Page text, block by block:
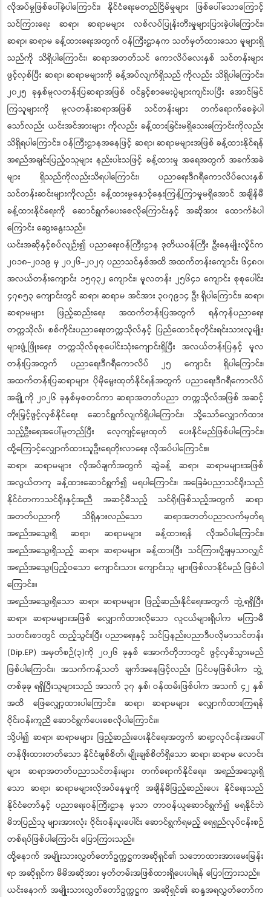
လိုအပ်မှုဖြစ်ပေါ်ခဲ့ပါကြောင်း၊ နိုင်ငံရေးမတည်ငြိမ်မှုများ ဖြစ်ပေါ်သောကြောင့်
သင်ကြားရေး ဆရာ၊ ဆရာမများ လစ်လပ်ပြုန်းတီးမှုများပြားခဲ့ပါကြောင်း၊
ဆရာ၊ ဆရာမ ခန့်ထားရေးအတွက် ဝန်ကြီးဌာနက သတ်မှတ်ထားသော မူများရှိ
သည်ကို သိရှိပါကြောင်း၊ ဆရာအတတ်သင် ကောလိပ်လေးနှစ် သင်တန်းများ
ဖွင့်လှစ်ပြီး ဆရာ၊ ဆရာမများကို ခန့်အပ်လျက်ရှိသည် ကိုလည်း သိရှိပါကြောင်း၊
၂၀၂၅ ခုနှစ်မူလတန်းပြဆရာအဖြစ် ဝင်ခွင့်စာမေးပွဲများကျင်းပပြီး အောင်မြင်
ကြသူများကို မူလတန်းဆရာအဖြစ် သင်တန်းများ တက်ရောက်စေခဲ့ပါ
သော်လည်း ယင်းအင်အားများ ကိုလည်း ခန့်ထားခြင်းမရှိသေးကြောင်းကိုလည်း
သိရှိရပါကြောင်း၊ ဝန်ကြီးဌာနအနေဖြင့် ဆရာ၊ ဆရာမများအဖြစ် ခန့်ထားနိုင်ရန်
အရည်အချင်းပြည့်ဝသူများ နည်းပါးသဖြင့် ခန့်ထားမှု အရေအတွက် အခက်အခဲ
များ ရှိသည်ကိုလည်းသိရပါကြောင်း၊ ပညာရေးဒီဂရီကောလိပ်လေးနှစ်
သင်တန်းဆင်းများကိုလည်း ခန့်ထားမှုနှောင့်နှေးကြန့်ကြာမှုမရှိအောင် အချိန်မီ
ခန့်ထားနိုင်ရေးကို ဆောင်ရွက်ပေးစေလိုကြောင်းနှင့် အဆိုအား ထောက်ခံပါ
ကြောင်း ဆွေးနွေးသည်။
ယင်းအဆိုနှင့်စပ်လျဉ်း၍ ပညာရေးဝန်ကြီးဌာန ဒုတိယဝန်ကြီး ဦးနေမျိုးလှိုင်က
၂၀၁၈-၂၀၁၉ မှ ၂၀၂၆-၂၀၂၇ ပညာသင်နှစ်အထိ အထက်တန်းကျောင်း ၆၄၈၀၊
အလယ်တန်းကျောင်း ၁၅၇၃၂ ကျောင်း၊ မူလတန်း ၂၅၆၄၁ ကျောင်း စုစုပေါင်း
၄၇၈၅၃ ကျောင်းတွင် ဆရာ၊ ဆရာမ အင်အား ၃၀၇၉၁၄ ဦး ရှိပါကြောင်း၊ ဆရာ၊
ဆရာမများ ဖြည့်ဆည်းရေး အထက်တန်းပြအတွက် ရန်ကုန်ပညာရေး
တက္ကသိုလ်၊ စစ်ကိုင်းပညာရေးတက္ကသိုလ်နှင့် ပြည်ထောင်စုတိုင်းရင်းသားလူမျိုး
များဖွံ့ဖြိုးရေး တက္ကသိုလ်စုစုပေါင်းသုံးကျောင်းရှိပြီး အလယ်တန်းပြနှင့် မူလ
တန်းပြအတွက် ပညာရေးဒီဂရီကောလိပ် ၂၅ ကျောင်း ရှိပါကြောင်း၊
အထက်တန်းပြဆရာများ ပိုမိုမွေးထုတ်နိုင်ရန်အတွက် ပညာရေးဒီဂရီကောလိပ်
အချို့ကို ၂၀၂၆ ခုနှစ်မှစတင်ကာ ဆရာအတတ်ပညာ တက္ကသိုလ်အဖြစ် အဆင့်
တိုးမြှင့်ဖွင့်လှစ်နိုင်ရေး ဆောင်ရွက်လျက်ရှိပါကြောင်း၊ သို့သော်လျှောက်ထား
သည့်ဦးရေအပေါ်မူတည်ပြီး လေ့ကျင့်မွေးထုတ် ပေးနိုင်မည်ဖြစ်ပါကြောင်း၊
ထို့ကြောင့်လျှောက်ထားသူဦးရေတိုးလာရေး လိုအပ်ပါကြောင်း။
ဆရာ၊ ဆရာမများ လိုအပ်ချက်အတွက် ဆွဲခန့် ဆရာ၊ ဆရာမများအဖြစ်
အလွယ်တကူ ခန့်ထားဆောင်ရွက်၍ မရပါကြောင်း၊ အခြေခံပညာသင်ရိုးသည်
နိုင်ငံတကာသင်ရိုးနှင့်အညီ အဆင့်မီသည့် သင်ရိုးဖြစ်သည့်အတွက် ဆရာ
အတတ်ပညာကို သိရှိနားလည်သော ဆရာအတတ်ပညာလက်မှတ်ရ
အရည်အသွေးရှိ ဆရာ၊ ဆရာမများ ခန့်ထားရန် လိုအပ်ပါကြောင်း၊
အရည်အသွေးရှိသည့် ဆရာ၊ ဆရာမများ ခန့်ထားပြီး သင်ကြားပို့ချမှသာလျှင်
အရည်အသွေးပြည့်ဝသော ကျောင်းသား ကျောင်းသူ များဖြစ်လာနိုင်မည် ဖြစ်ပါ
ကြောင်း။
အရည်အသွေးရှိသော ဆရာ၊ ဆရာမများ ဖြည့်ဆည်းနိုင်ရေးအတွက် ဘွဲ့ရရှိပြီး
ဆရာ၊ ဆရာမများအဖြစ် လျှောက်ထားလိုသော လူငယ်များရှိပါက မကြာမီ
သတင်းစာတွင် ထည့်သွင်းပြီး ပညာရေးနှင့် သင်ပြနည်းပညာဒီပလိုမာသင်တန်း
(Dip.EP) အမှတ်စဉ်(၃)ကို ၂၀၂၆ ခုနှစ် အောက်တိုဘာတွင် ဖွင့်လှစ်သွားမည်
ဖြစ်ပါကြောင်း၊ အသက်ကန့်သတ် ချက်အနေဖြင့်လည်း ပြင်ပမှဖြစ်ပါက ဘွဲ့
တစ်ခုခု ရရှိပြီးသူများသည် အသက် ၃၇ နှစ်၊ ဝန်ထမ်းဖြစ်ပါက အသက် ၄၂ နှစ်
အထိ ဖြေလျှော့ထားပါကြောင်း၊ ဆရာ၊ ဆရာမများ လျှောက်ထားကြရန်
ဝိုင်းဝန်းကူညီ ဆောင်ရွက်ပေးစေလိုပါကြောင်း။
သို့ပါ၍ ဆရာ၊ ဆရာမများ ဖြည့်ဆည်းပေးနိုင်ရေးအတွက် ဆရာ့လုပ်ငန်းအပေါ်
တန်ဖိုးထားတတ်သော နိုင်ငံချစ်စိတ်၊ မျိုးချစ်စိတ်ရှိသော ဆရာ၊ ဆရာမ လောင်း
များ ဆရာအတတ်ပညာသင်တန်းများ တက်ရောက်နိုင်ရေး၊ အရည်အသွေးရှိ
သော ဆရာ၊ ဆရာမများလိုအပ်နေမှုကို အချိန်မီဖြည့်ဆည်းပေး နိုင်ရေးသည်
နိုင်ငံတော်နှင့် ပညာရေးဝန်ကြီးဌာန မှသာ တာဝန်ယူဆောင်ရွက်၍ မရနိုင်ဘဲ
မိဘပြည်သူ များအားလုံး ဝိုင်းဝန်းပူးပေါင်း ဆောင်ရွက်ရမည့် ရေရှည်လုပ်ငန်းစဉ်
တစ်ရပ်ဖြစ်ပါကြောင်း ပြောကြားသည်။
ထို့နောက် အမျိုးသားလွှတ်တော်ဥက္ကဋ္ဌကအဆိုရှင်၏ သဘောထားအားမေးမြန်း
ရာ အဆိုရှင်က မိမိအဆိုအား မှတ်တမ်းအဖြစ်ထားရှိပေးပါရန် ပြောကြားသည်။
ယင်းနောက် အမျိုးသားလွှတ်တော်ဥက္ကဋ္ဌက အဆိုရှင်၏ ဆန္ဒအရလွှတ်တော်က